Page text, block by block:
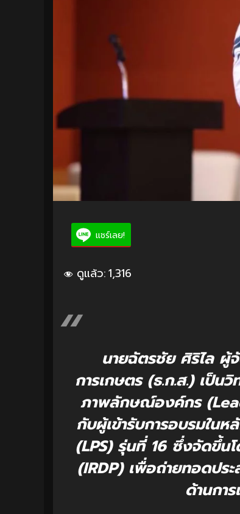
แชร์เลย!
ดูแล้ว:1,316
นายฉัตรชัย ศิริไล ผู้
การเกษตร (ธ.ก.ส.) เป็น
ภาพลักษณ์องค์กร
กับผู้เข้ารับการอบรมใน
(LPS) รุ่นที่ 16 ซึ่งจัดขึ้น
(IRDP) เพื่อถ่ายทอดปร
ด้านกา